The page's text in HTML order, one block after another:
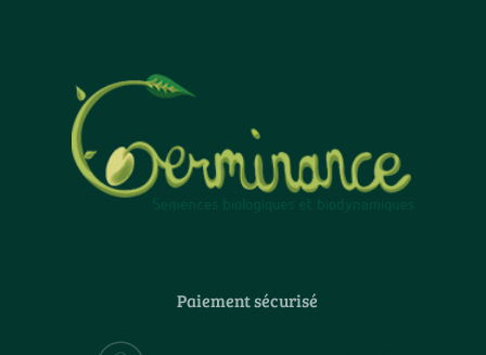
Paiement sécurisé